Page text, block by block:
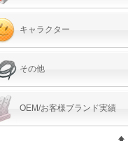
キャラクター
その他
OEM/お客様ブランド実績